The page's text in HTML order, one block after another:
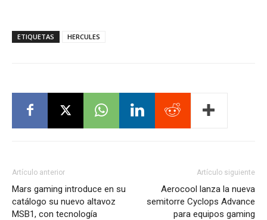
ETIQUETAS HERCULES
Artículo anterior
Mars gaming introduce en su
catálogo su nuevo altavoz
MSB1, con tecnología
Artículo siguiente
Aerocool lanza la nueva
semitorre Cyclops Advance
para equipos gaming